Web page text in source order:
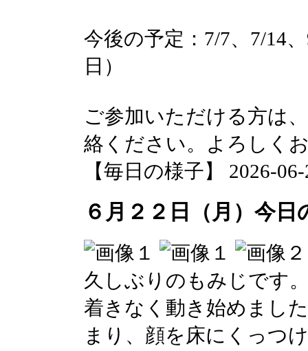
今後の予定：7/7、7/14
日）
ご参加いただける方は
絡ください。よろしく
【毎日の様子】 2026-
６月２２日（月）今日
久しぶりのもみじです
着きなく動き始めまし
まり、顔を床にくっつ